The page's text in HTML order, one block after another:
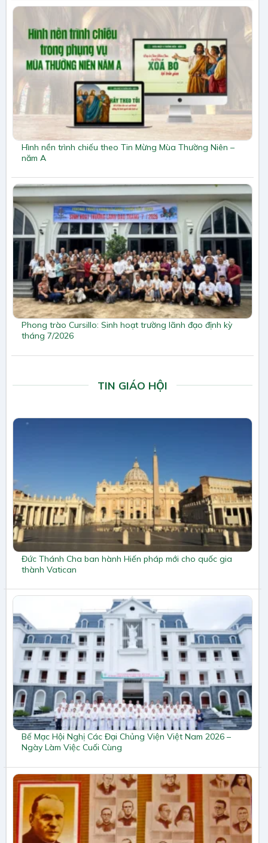
Hình nền trình chiếu theo Tin Mừng Mùa Thường Niên –
năm A
Phong trào Cursillo: Sinh hoạt trường lãnh đạo định kỳ
tháng 7/2026
TIN GIÁO HỘI
Đức Thánh Cha ban hành Hiến pháp mới cho quốc gia
thành Vatican
Bế Mạc Hội Nghị Các Đại Chủng Viện Việt Nam 2026 –
Ngày Làm Việc Cuối Cùng